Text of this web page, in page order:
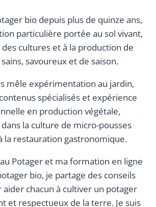
bio depuis plus de quinze ans,
particulière portée au sol vivant,
cultures et à la production de
savoureux et de saison.
mêle expérimentation au jardin,
spécialisés et expérience
en production végétale,
la culture de micro-pousses
la restauration gastronomique.
Potager et ma formation en ligne
bio, je partage des conseils
aider chacun à cultiver un potager
et respectueux de la terre. Je suis